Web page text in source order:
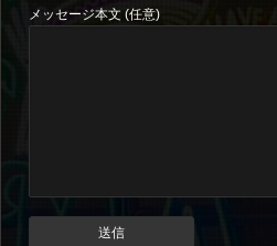
メッセージ本文 (任意)